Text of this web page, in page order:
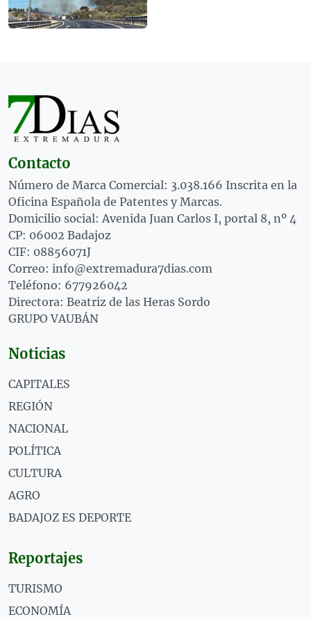
Contacto
Número de Marca Comercial: 3.038.166 Inscrita en la
Oficina Española de Patentes y Marcas.
Domicilio social: Avenida Juan Carlos I, portal 8, nº 4
CP: 06002 Badajoz
CIF: 08856071J
Correo: info@extremadura7dias.com
Teléfono: 677926042
Directora: Beatriz de las Heras Sordo
GRUPO VAUBÁN
Noticias
CAPITALES
REGIÓN
NACIONAL
POLÍTICA
CULTURA
AGRO
BADAJOZ ES DEPORTE
Reportajes
TURISMO
ECONOMÍA